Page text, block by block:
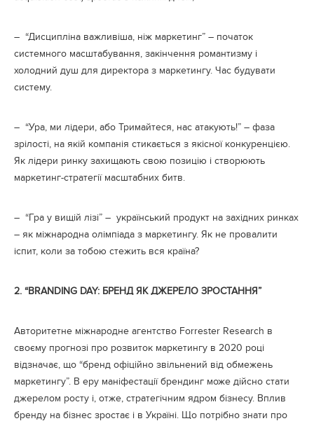
– “Дисципліна важливіша, ніж маркетинг” – початок
системного масштабування, закінчення романтизму і
холодний душ для директора з маркетингу. Час будувати
систему.
– “Ура, ми лідери, або Тримайтеся, нас атакують!” – фаза
зрілості, на якій компанія стикається з якісної конкуренцією.
Як лідери ринку захищають свою позицію і створюють
маркетинг-стратегії масштабних битв.
– “Гра у вищій лізі” – український продукт на західних ринках
– як міжнародна олімпіада з маркетингу. Як не провалити
іспит, коли за тобою стежить вся країна?
2. “BRANDING DAY: БРЕНД ЯК ДЖЕРЕЛО ЗРОСТАННЯ”
Авторитетне міжнародне агентство Forrester Research в
своєму прогнозі про розвиток маркетингу в 2020 році
відзначає, що “бренд офіційно звільнений від обмежень
маркетингу”. В еру маніфестації брендинг може дійсно стати
джерелом росту і, отже, стратегічним ядром бізнесу. Вплив
бренду на бізнес зростає і в Україні. Що потрібно знати про